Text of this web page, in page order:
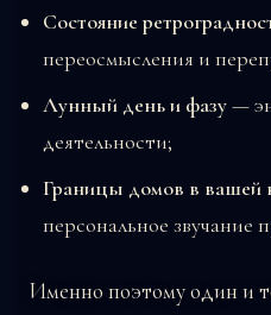
Состояние
переосмысления и
Лунный день и фазу—
деятельности;
Границы домов в вашей
персональное звучание
Именно поэтому один и